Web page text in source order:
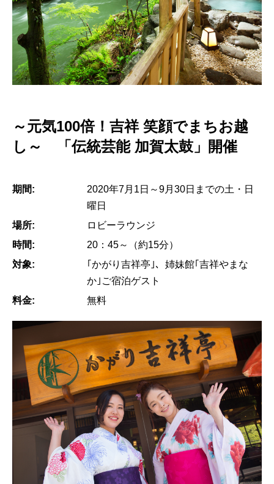
～元気100倍！吉祥 笑顔でまちお越
し～ 「伝統芸能 加賀太鼓」開催
期間:
2020年7月1日～9月30日までの土・日
曜日
場所:
ロビーラウンジ
時間:
20：45～（約15分）
対象:
｢かがり吉祥亭｣、姉妹館｢吉祥やまな
か｣ご宿泊ゲスト
料金:
無料